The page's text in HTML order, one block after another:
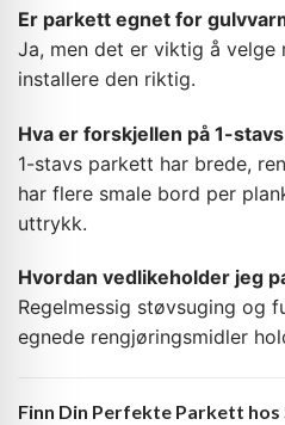
Er parkett egnet for
Ja, men det er viktig å
installere den riktig.
Hva er forskjellen på 1-
1-stavs parkett har brede,
har flere smale bord per
uttrykk.
Hvordan vedlikeholder jeg
Regelmessig støvsuging og
egnede rengjøringsmidler
Finn Din Perfekte Parkett hos